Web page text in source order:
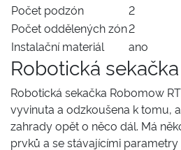
Počet podzón
2
Počet oddělených zón2
Instalační materiál
ano
Robotická sekačka
Robotická sekačka Robomow
vyvinuta a odzkoušena k tomu,
zahrady opět o něco dál. Má
prvků a se stávajícími